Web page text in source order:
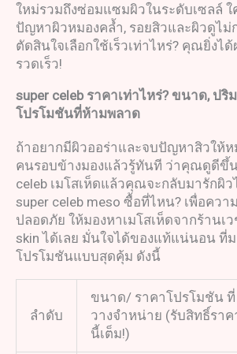
ใหม่รวมถึงซ่อมแซมผิวในระดับเซลล์ ใ
ปัญหาผิวหมองคล้ำ, รอยสิวและผิวดูไม่
ตัดสินใจเลือกใช้เร็วเท่าไหร่? คุณยิ่งไ
รวดเร็ว!
super celeb ราคาเท่าไหร่? ขนาด, ปริ
โปรโมชันที่ห้ามพลาด
ถ้าอยากมีผิวออร่าและจบปัญหาสิวให้
คนรอบข้างมองแล้วรู้ทันที ว่าคุณดูดีขึ้น
celeb เมโสเห็ดแล้วคุณจะกลับมารักผิว
super celeb meso ซื้อที่ไหน? เพื่อคว
ปลอดภัย ให้มองหาเมโสเห็ดจากร้านเ
skin ได้เลย มั่นใจได้ของแท้แน่นอน ที่
โปรโมชันแบบสุดคุ้ม ดังนี้
ลำดับ
ขนาด/ ราคาโปรโมชัน ที่
วางจำหน่าย (รับสิทธิ์รา
นี้เต็ม!)